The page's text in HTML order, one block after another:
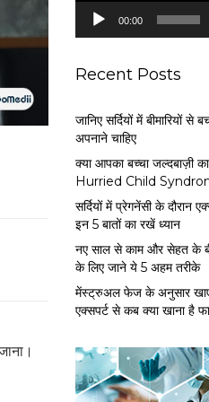
y
00:00
Recent Posts
जानिए सर्दियों में बीमारियों
अपनाने चाहिए
क्या आपका बच्चा जल्दबाज़ी
Hurried Child
सर्द‍ियों में प्रेगनेंसी के दौरान
इन 5 बातों का रखें ध्यान
नए साल से काम और सेहत के
के लिए जाने ये 5 अहम तरीके
मेंस्ट्रुअल फेज के अनुसार
एक्सपर्ट से कब क्या खाना है